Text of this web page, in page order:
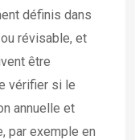
définis dans
révisable, et
être
vérifier si le
annuelle et
par exemple en